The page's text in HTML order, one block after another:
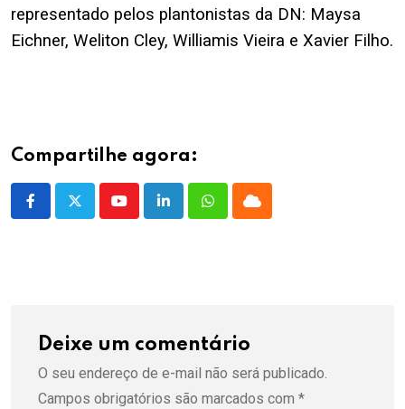
representado pelos plantonistas da DN: Maysa
Eichner, Weliton Cley, Williamis Vieira e Xavier Filho.
Compartilhe agora:
YoutubeLinkedInWhatsappCloud
Deixe um comentário
O seu endereço de e-mail não será publicado.
Campos obrigatórios são marcados com *